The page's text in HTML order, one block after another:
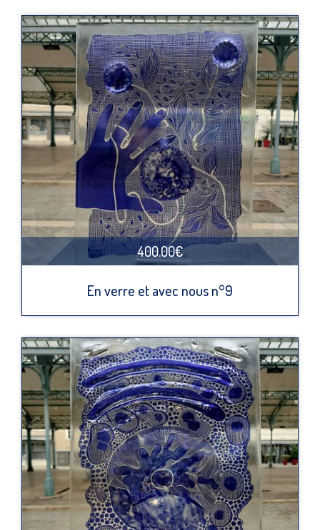
400.00€
En verre et avec nous n°9